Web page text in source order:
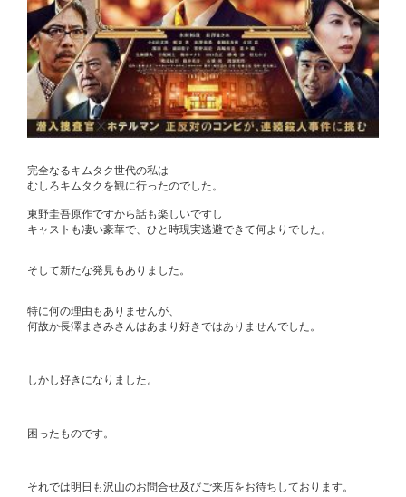
完全なるキムタク世代の私は
むしろキムタクを観に行ったのでした。
東野圭吾原作ですから話も楽しいですし
キャストも凄い豪華で、ひと時現実逃避できて何よりでした。
そして新たな発見もありました。
特に何の理由もありませんが、
何故か長澤まさみさんはあまり好きではありませんでした。
しかし好きになりました。
困ったものです。
それでは明日も沢山のお問合せ及びご来店をお待ちしております。